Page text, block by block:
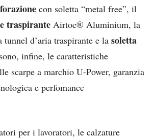
con soletta “metal free”, il
traspirante Airtoe® Aluminium, la
tunnel d’aria traspirante e la soletta
infine, le caratteristiche
scarpe a marchio U-Power, garanzia
e perfomance
per i lavoratori, le calzature